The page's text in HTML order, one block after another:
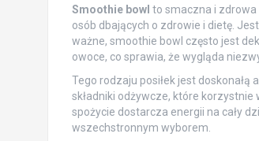
Smoothie bowl to smaczna i zdrowa
osób dbających o zdrowie i dietę.
ważne, smoothie bowl często jest
owoce, co sprawia, że wygląda
Tego rodzaju posiłek jest
składniki odżywcze, które korzystnie
spożycie dostarcza energii na cały
wszechstronnym wyborem.